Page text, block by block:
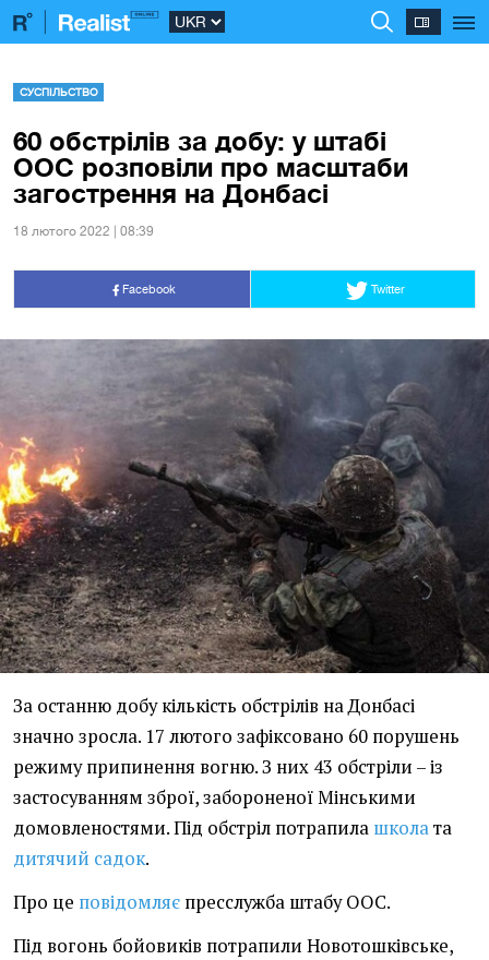
СУСПІЛЬСТВО
60 обстрілів за добу: у штабі
ООС розповіли про масштаби
загострення на Донбасі
18 лютого 2022 | 08:39
Facebook Twitter
За останню добу кількість обстрілів на Донбасі
значно зросла. 17 лютого зафіксовано 60 порушень
режиму припинення вогню. З них 43 обстріли – із
застосуванням зброї, забороненої Мінськими
домовленостями. Під обстріл потрапила школата
дитячий садок.
Про це повідомляє пресслужба штабу ООС.
Під вогонь бойовиків потрапили Новотошківське,